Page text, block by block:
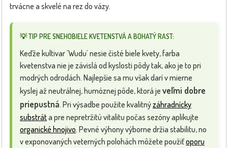
trvácne a skvelé na rez do vázy.
💡 TIP PRE SNEHOBIELE KVETENSTVÁ A BOHATÝ RAST:
Keďže kultivar ´Wudu´ nesie čisté biele kvety, farba
kvetenstva nie je závislá od kyslosti pôdy tak, ako je to pri
modrých odrodách. Najlepšie sa mu však darí v mierne
kyslej až neutrálnej, humóznej pôde, ktorá je veľmi dobre
priepustná. Pri výsadbe použite kvalitnýzáhradnícky
substráta pre nepretržitú vitalitu počas sezóny aplikujte
organické hnojivo. Pevné výhony výborne držia stabilitu, no
v exponovaných veterných polohách môžete použiťoporu